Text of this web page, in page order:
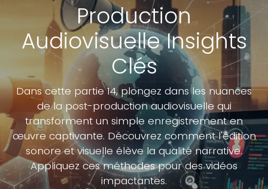
Production
Audiovisuelle Insights
Clés
Dans cette partie 14, plongez dans les nuances
de la post-production audiovisuelle qui
transforment un simple enregistrement en
œuvre captivante. Découvrez comment l'édition
sonore et visuelle élève la qualité narrative.
Appliquez ces méthodes pour des vidéos
impactantes.